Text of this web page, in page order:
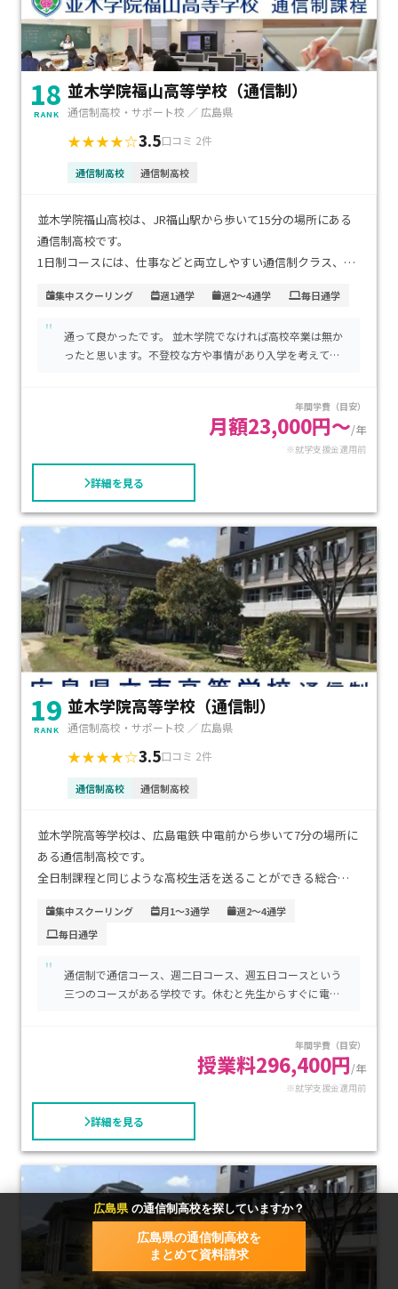
18
RANK
並木学院福山高等学校（通信制）
通信制高校・サポート校 ／ 広島県
★★★★☆3.5口コミ 2件
通信制高校 通信制高校
並木学院福山高校は、JR福山駅から歩いて15分の場所にある
通信制高校です。
1日制コースには、仕事などと両立しやすい通信制クラス、各
があります。
その他にも、週2日制コースには、個別クラス、フレキシブル
文化祭・球技大会・美術鑑賞研究などの学校行事、陸上競技
部・バレーボール部・eスポーツ部といった部活動が充実して
おり、自分のペースで楽しみながら、楽しい学校生活を送れま
す。
多数の大学・専門学校を有する加計学園グループが運営して
おり、関連校入試制度により卒業後の進路の選択が広がりま
す。
集中スクーリング 週1通学 週2～4通学 毎日通学
"
通って良かったです。 並木学院でなければ高校卒業は無か
ったと思います。不登校な方や事情があり入学を考えてい
年間学費（目安）
月額23,000円〜/年
※就学支援金適用前
詳細を見る
19
RANK
並木学院高等学校（通信制）
通信制高校・サポート校 ／ 広島県
★★★★☆3.5口コミ 2件
通信制高校 通信制高校
並木学院高等学校は、広島電鉄 中電前から歩いて7分の場所に
ある通信制高校です。
全日制課程と同じような高校生活を送ることができる総合教
ス5日制 一般クラス、週2回登校し学期ごとに勉強する科目を
選択するフリースタイルコース、月2回程度のスクーリング以
外は自学自習をする通信コースなどがあります。
ポーツ・子育て・仕事との両立がしやすくなっています。
岡山理科大学・倉敷芸術科学大学など多数の関連校があり、関
連大学への進学の場合、特別入試制度を利用できます。
集中スクーリング 月1～3通学
週2～4通学
毎日通学
"
通信制で通信コース、週二日コース、週五日コースという
三つのコースがある学校です。休むと先生からすぐに電話
が唯一欠点で、近くのスポーツセンターなどを借りて体育
年間学費（目安）
授業料296,400円/年
※就学支援金適用前
詳細を見る
広島県の通信制高校を探していますか？
広島県の通信制高校を
まとめて資料請求